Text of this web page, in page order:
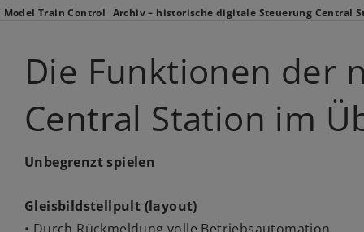
Model Train Control Archiv – historische digitale Steuerung Central
Die Funktionen der
Central Station im
Unbegrenzt spielen
Gleisbildstellpult (layout)